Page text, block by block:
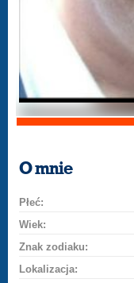
O mnie
Płeć:
Wiek:
Znak zodiaku:
Lokalizacja: